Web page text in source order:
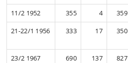
11/2 1952
355 4 359
21-22/1 1956
333 17 350
23/2 1967
690 137 827